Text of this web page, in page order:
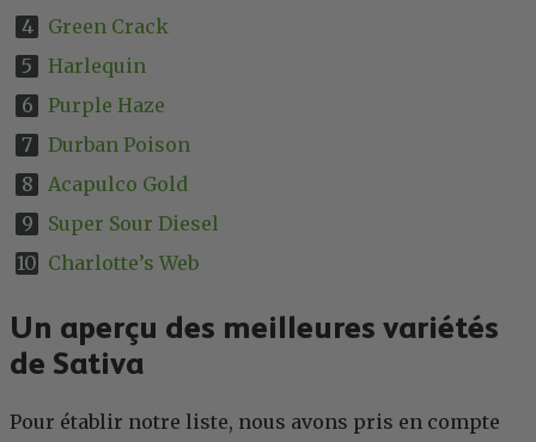
Green Crack
Harlequin
Purple Haze
Durban Poison
Acapulco Gold
Super Sour Diesel
Charlotte’s Web
Un aperçu des meilleures variétés
de Sativa
Pour établir notre liste, nous avons pris en compte